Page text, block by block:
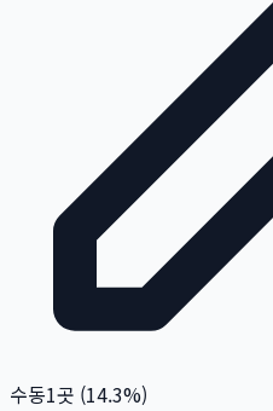
수동1곳 (14.3%)